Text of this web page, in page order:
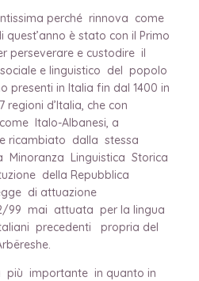
perché rinnova come
è stato con il Primo
perseverare e custodire il
e linguistico del popolo
presenti in Italia fin dal 1400 in
d’Italia, che con
Italo-Albanesi, a
ricambiato dalla stessa
Minoranza Linguistica Storica
della Repubblica
di attuazione
99 mai attuata per la lingua
precedenti propria del
importante in quanto in